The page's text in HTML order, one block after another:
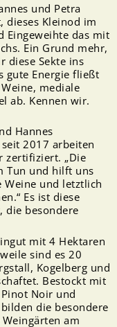
und Petra
dieses Kleinod im
Eingeweihte das mit
Ein Grund mehr,
diese Sekte ins
gute Energie fließt
mediale
ab. Kennen wir.
Hannes
2017 arbeiten
zertifiziert. „Die
Tun und hilft uns
Weine und letztlich
Es ist diese
die besondere
mit 4 Hektaren
sind es 20
Kogelberg und
Bestockt mit
Noir und
die besondere
am